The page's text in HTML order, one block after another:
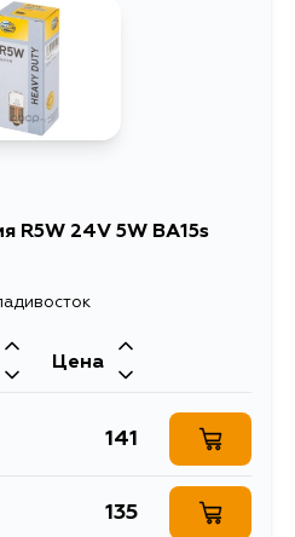
R5W 24V 5W BA15s
Цена
141
135